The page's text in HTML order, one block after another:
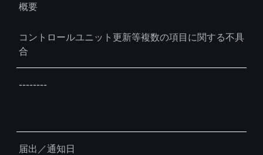
概要
コントロールユニット更新等複数の項目に関する不具
合
--------
届出／通知日